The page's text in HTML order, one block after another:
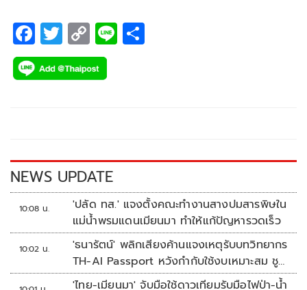
F
ac
e
k
T
wi
tt
C
o
p
k
Li
NEWS UPDATE
10:08 น.
'ปลัด ทส.' แจงตั้งคณะทำงานสางปมสารพิษใน
แม่น้ำพรมแดนเมียนมา ทำให้แก้ปัญหารวดเร็ว
10:02 น.
'ธนารัตน์' พลิกเสียงค้านแจงเหตุรับบทวิทยากร
TH-AI Passport หวังกำกับใช้งบเหมาะสม ชู
จุดเด่นคนไทยได้ใช้ AI ระดับโปร ลดเหลื่อมล้ำ
'ไทย-เมียนมา' จับมือใช้ดาวเทียมรับมือไฟป่า-น้ำ